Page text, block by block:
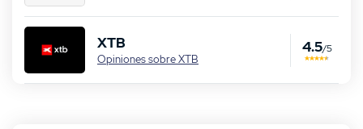
XTB
Opiniones sobre XTB
4.5/5